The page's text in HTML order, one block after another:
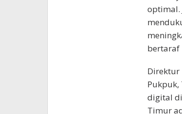
optimal.
bertaraf
Direktur
digital
Timur